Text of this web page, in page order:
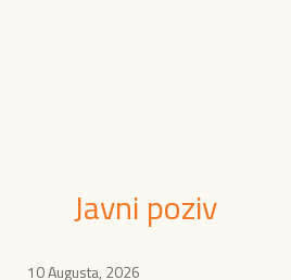
Javni poziv
10 Augusta, 2026